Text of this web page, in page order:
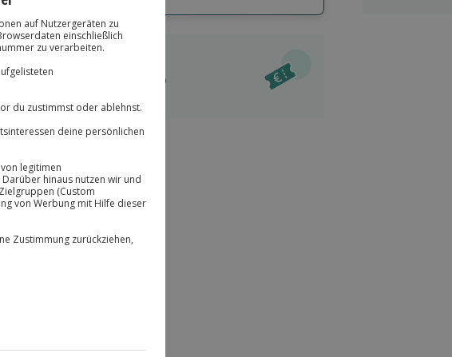
Über 9.000 Erlebnisse.
Volle Flexibilität
-15%* Club Deal verfügbar
Direktabzug im Warenkorb